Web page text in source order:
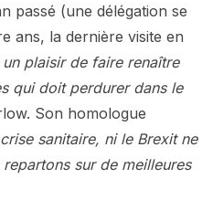
passé (une délégation se
ans, la dernière visite en
un plaisir de faire renaître
qui doit perdurer dans le
Son homologue
sanitaire, ni le Brexit ne
sur de meilleures